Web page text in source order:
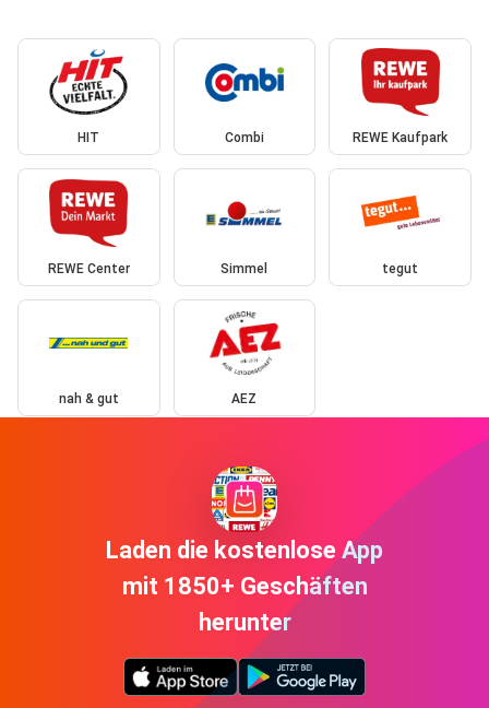
HIT Combi REWE Kaufpark
REWE Center Simmel tegut
nah & gut AEZ
Laden die kostenlose App
mit 1850+ Geschäften
herunter